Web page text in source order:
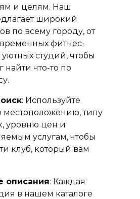
и целям. Наш
широкий
по всему городу, от
фитнес-
студий, чтобы
что-то по
: Используйте
местоположению, типу
уровню цен и
услугам, чтобы
клуб, который вам
описания: Каждая
в нашем каталоге